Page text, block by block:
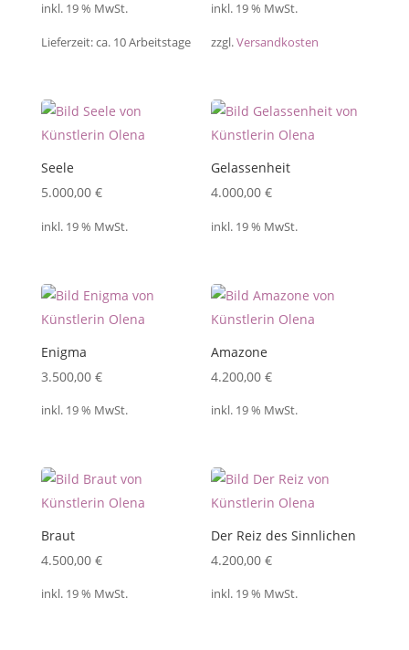
inkl. 19 % MwSt.
Lieferzeit:ca. 10 Arbeitstage
inkl. 19 % MwSt.
zzgl.Versandkosten
Seele
5.000,00 €
inkl. 19 % MwSt.
Gelassenheit
4.000,00€
inkl. 19 % MwSt.
Enigma
3.500,00 €
inkl. 19 % MwSt.
Amazone
4.200,00€
inkl. 19 % MwSt.
Braut
4.500,00 €
inkl. 19 % MwSt.
Der Reiz des Sinnlichen
4.200,00€
inkl. 19 % MwSt.